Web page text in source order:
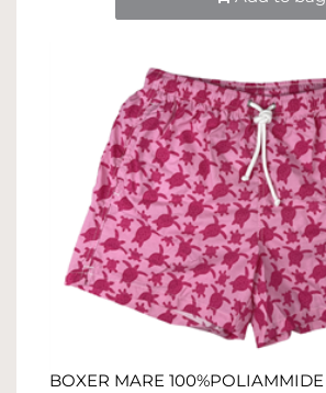
BOXER MARE 100%POLIAMMIDE